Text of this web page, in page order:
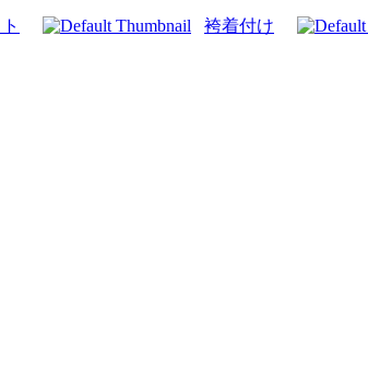
袴着付け